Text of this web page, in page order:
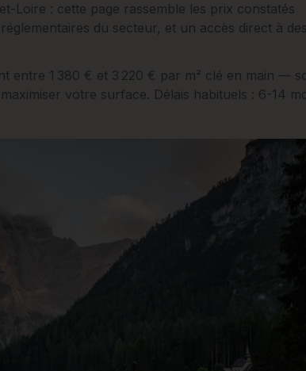
Loire : cette page rassemble les prix constatés
du secteur, et un accès direct à
entre 1 380 € et 3 220 € par m² clé en main —
votre surface. Délais habituels : 6-14